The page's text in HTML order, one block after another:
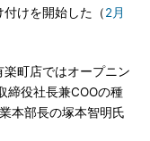
けを開始した（2月
町店ではオープニン
締役社長兼COOの種
本部長の塚本智明氏